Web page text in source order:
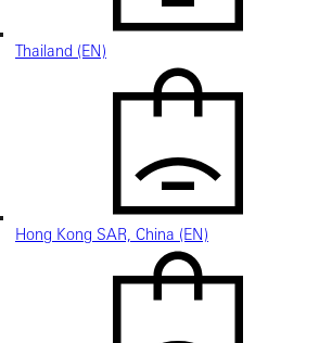
Thailand (EN)
Hong Kong SAR, China (EN)